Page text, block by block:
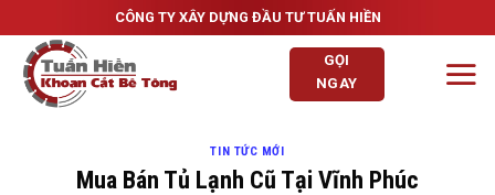
to
content
CÔNG TY XÂY DỰNG ĐẦU TƯ TUẤN HIỀN
GỌI
NGAY
TIN TỨC MỚI
Mua Bán Tủ Lạnh Cũ Tại Vĩnh Phúc